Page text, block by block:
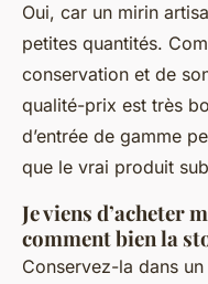
Oui, car un mirin
petites quantités.
conservation et de
qualité-prix est très
d’entrée de gamme
que le vrai produit
Je viens d’acheter
comment bien la
Conservez-la dans